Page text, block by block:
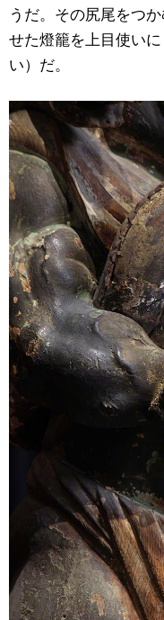
うだ。その尻尾をつ
せた燈籠を上目使い
い）だ。